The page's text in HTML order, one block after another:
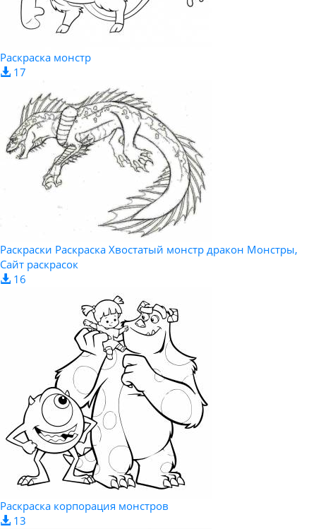
Раскраска монстр
17
Раскраски Раскраска Хвостатый монстр дракон Монстры,
Сайт раскрасок
16
Раскраска корпорация монстров
13